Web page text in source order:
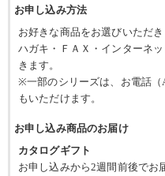
お申し込み方法
お好きな商品をお選びいただき
ハガキ・ＦＡＸ・インターネ
きます。
※一部のシリーズは、お電話
もいただけます。
お申し込み商品のお届け
カタログギフト
お申し込みから2週間前後でお